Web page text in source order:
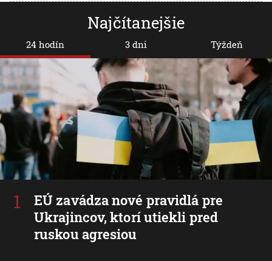
Najčítanejšie
24 hodín
EÚ zavádza nové pravidlá pre
Ukrajincov, ktorí utiekli pred
ruskou agresiou
3 dni Týždeň